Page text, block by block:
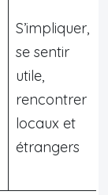
S’impliquer,
se sentir
utile,
rencontrer
locaux et
étrangers